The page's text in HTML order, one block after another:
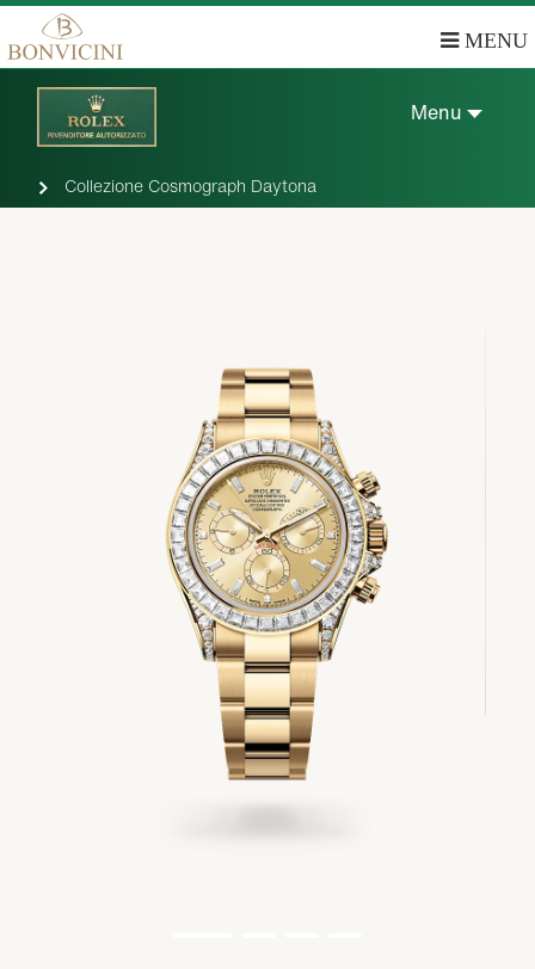
MENU
Menu
Collezione Cosmograph Daytona